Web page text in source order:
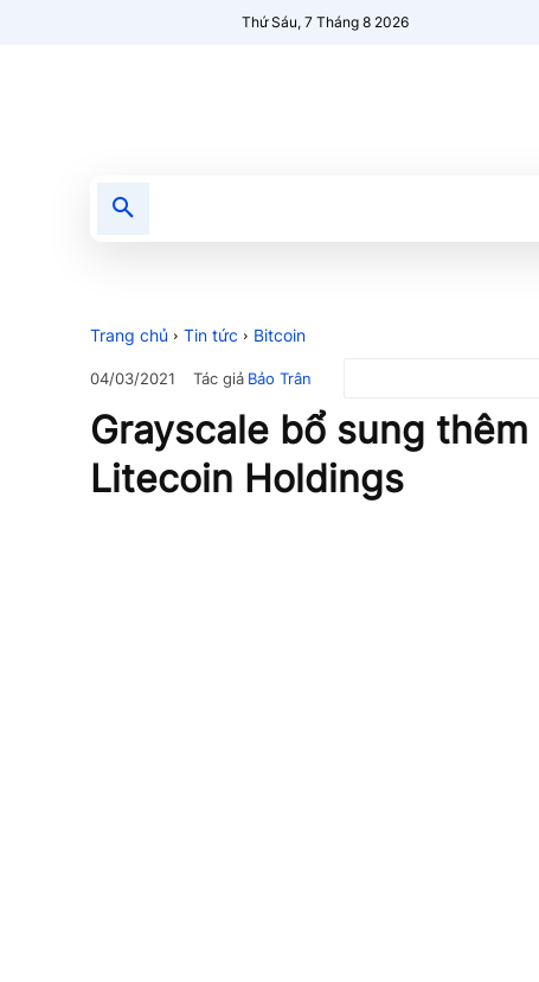
Thứ Sáu, 7 Tháng 8 2026
Trang chủ Tin tức Bitcoin
04/03/2021 Tác giả Bảo Trân
Grayscale bổ sung thêm
Litecoin Holdings